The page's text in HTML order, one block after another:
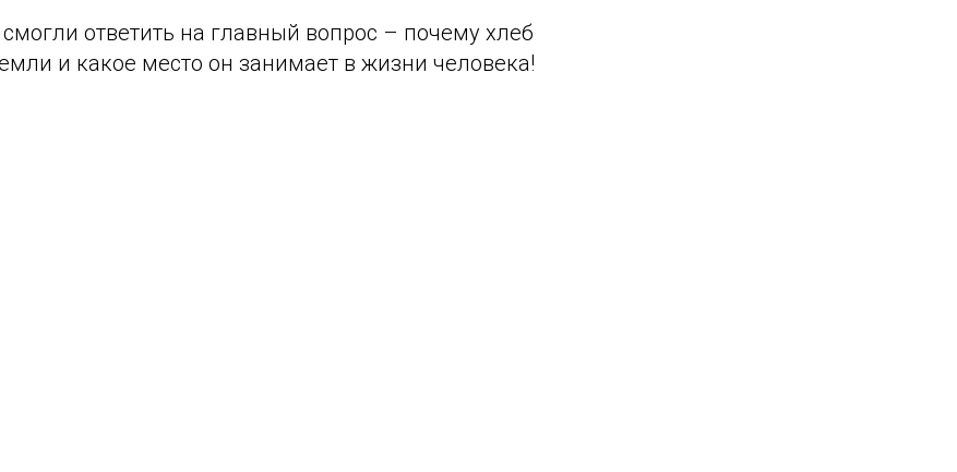
ответить на главный вопрос – почему хлеб
и какое место он занимает в жизни человека!